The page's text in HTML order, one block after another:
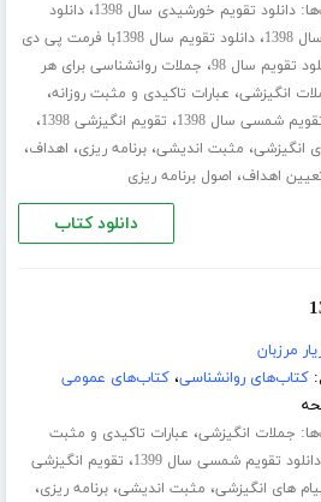
دانلود تقویم خورشیدی سال 1398 ،دانلود
1398
،
دانلود تقویم سال 1398با فرمت پی دی
تقویم سال 98 ، جملات روانشناسی برای هر
انگیزشی، عبارات تاکیدی و مثبت روزانه،
شمسی سال 1398 ، تقویم انگیزشی 1398 ،
انگیزشی، مثبت اندیشی،برنامه ریزی، اهداف،
اهداف، اصول برنامه ریزی
دانلود کتاب
مرزبان
کتاب‌های روانشناسی،کتاب‌های عمومی
جملات انگیزشی، عبارات تاکیدی و مثبت
دانلود تقویم شمسی سال 1399 ، تقویم انگیزشی
های انگیزشی، مثبت اندیشی،برنامه ریزی،